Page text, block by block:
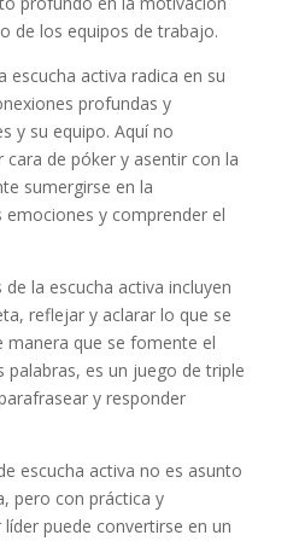
de los equipos de trabajo.
escucha activa radica en su
profundas y
y su equipo. Aquí no
de póker y asentir con la
sumergirse en la
emociones y comprender el
la escucha activa incluyen
reflejar y aclarar lo que se
manera que se fomente el
palabras, es un juego de triple
y responder
escucha activa no es asunto
pero con práctica y
puede convertirse en un